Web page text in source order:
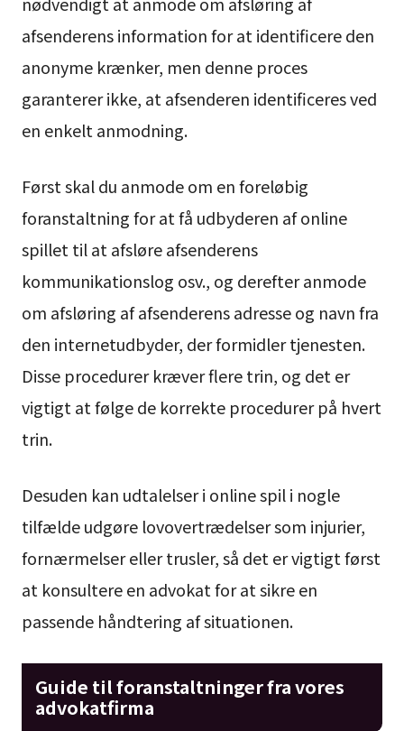
afsenderens information for at identificere den
anonyme krænker, men denne proces
garanterer ikke, at afsenderen identificeres ved
en enkelt anmodning.
Først skal du anmode om en foreløbig
foranstaltning for at få udbyderen af online
spillet til at afsløre afsenderens
kommunikationslog osv., og derefter anmode
om afsløring af afsenderens adresse og navn fra
den internetudbyder, der formidler tjenesten.
Disse procedurer kræver flere trin, og det er
vigtigt at følge de korrekte procedurer på hvert
trin.
Desuden kan udtalelser i online spil i nogle
tilfælde udgøre lovovertrædelser som injurier,
fornærmelser eller trusler, så det er vigtigt først
at konsultere en advokat for at sikre en
passende håndtering af situationen.
Guide til foranstaltninger fra vores
advokatfirma